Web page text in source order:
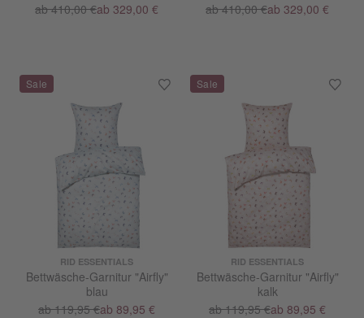
ab 410,00 €ab 329,00 €
ab 410,00 €ab 329,00 €
RID ESSENTIALS
Bettwäsche-Garnitur "Airfly"
blau
ab 119,95 €ab 89,95 €
RID ESSENTIALS
Bettwäsche-Garnitur "Airfly"
kalk
ab 119,95 €ab 89,95 €